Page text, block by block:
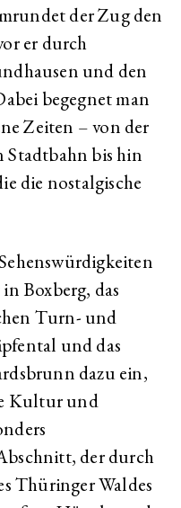
der Zug den
er durch
und den
begegnet man
Zeiten – von der
bis hin
die nostalgische
Boxberg, das
Turn- und
und das
dazu ein,
Kultur und
der durch
Thüringer Waldes